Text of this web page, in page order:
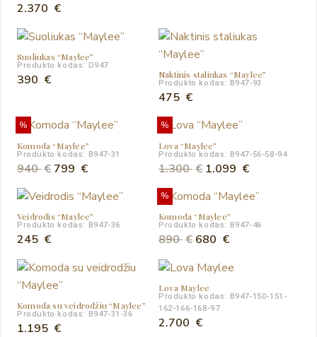
2.370 €
Suoliukas “Maylee”
Produkto kodas: D947
390 € Naktinis staliukas “Maylee”
Produkto kodas: B947-93
475 €
%
Komoda “Maylee”
Produkto kodas: B947-31
940€ Original
was:
940 €.
799 €Current
is:
799 €.
%
Lova “Maylee”
Produkto kodas: B947-56-58-94
1.300€ Original
was:
1.300 €.
1.099 €Current
is:
1.099 €.
Veidrodis “Maylee”
Produkto kodas: B947-36
245 €
%
Komoda “Maylee”
Produkto kodas: B947-46
890€ Original
was:
890 €.
680 €Current
is:
680 €.
Komoda su veidrodžiu “Maylee”
Produkto kodas: B947-31-36
1.195 €
Lova Maylee
Produkto kodas: B947-150-151-
162-166-168-97
2.700 €